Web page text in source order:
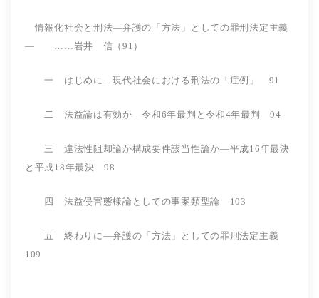
情報化社会と刑法―弁護の「方法」としての罪刑法定主義
― ……岩井 信（91）
一 はじめに―現代社会における刑法の「症例」 91
二 法益論は有効か―令和6年最判と令和4年最判 94
三 違法性阻却論か構成要件該当性論か―平成16年最決
と平成18年最決 98
四 法益侵害態様論としての事案類型論 103
五 終わりに―弁護の「方法」としての罪刑法定主義
109